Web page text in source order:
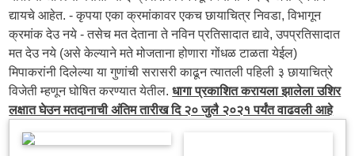
द्यायचे आहेत. - कृपया एका क्रमांकावर एकच छायाचित्र निवडा, विभागून
क्रमांक देउ नये - तसेच मत देताना ते नविन प्रतिसादात द्यावे, उपप्रतिसादात
मत देउ नये (असे केल्याने मते मोजताना होणारा गोंधळ टाळता येईल)
मिपाकरांनी दिलेल्या या गुणांची सरासरी काढून त्यातली पहिली ३ छायाचित्रे
विजेती म्हणून घोषित करण्यात येतील.धागा प्रकाशित करायला झालेला उशिर
लक्षात घेउन मतदानाची अंतिम तारीख दि २० जुलै २०२१ पर्यंत वाढवली आहे